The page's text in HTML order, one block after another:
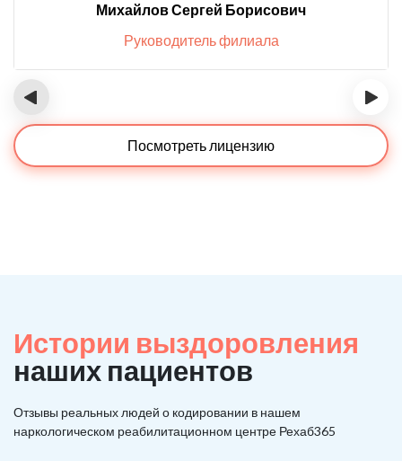
Михайлов Сергей Борисович
Руководитель филиала
‹ ›
Посмотреть лицензию
Истории выздоровления
наших пациентов
Отзывы реальных людей о кодировании в нашем
наркологическом реабилитационном центре Рехаб365